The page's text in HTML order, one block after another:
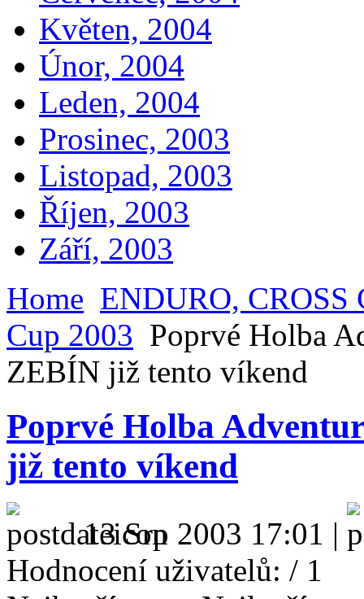
Květen, 2004
Únor, 2004
Leden, 2004
Prosinec, 2003
Listopad, 2003
Říjen, 2003
Září, 2003
Home ENDURO, CROSS
Cup 2003 Poprvé Holba
ZEBÍN již tento víkend
Poprvé Holba
již tento víkend
13 Srp 2003 17:01 |
Hodnocení uživatelů: / 1